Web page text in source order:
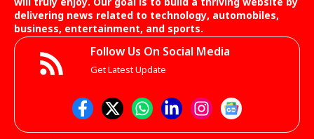
will truly enjoy. Our goal is to build a thriving website by
delivering news related to technology, automobiles,
business, entertainment, and sports.
Follow Us On Social Media
Get Latest Update